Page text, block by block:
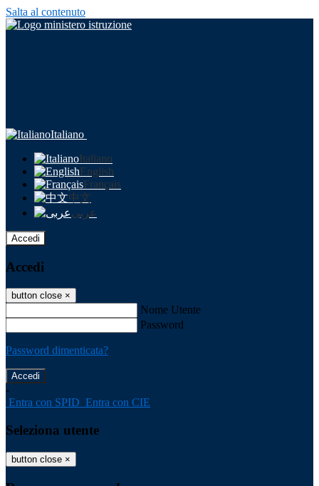
Salta al contenuto
Italiano
Italiano
English
Français
中文
عربى
Accedi
Accedi
button close ×
Nome Utente
Password
Password dimenticata?
-
Entra con SPID Entra con CIE
Seleziona utente
button close ×